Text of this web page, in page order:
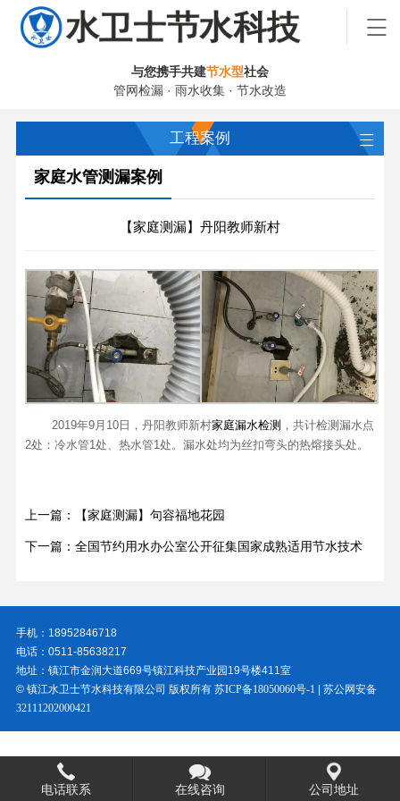
与您携手共建节水型社会
管网检漏 · 雨水收集 · 节水改造
工程案例
家庭水管测漏案例
【家庭测漏】丹阳教师新村
2019年9月10日，丹阳教师新村家庭漏水检测 ，共计检测漏水点
2处：冷水管1处、热水管1处。漏水处均为丝扣弯头的热熔接头处。
上一篇：【家庭测漏】句容福地花园
下一篇：全国节约用水办公室公开征集国家成熟适用节水技术
手机：18952846718
电话：0511-85638217
地址：镇江市金润大道669号镇江科技产业园19号楼411室
© 镇江水卫士节水科技有限公司 版权所有 苏ICP备18050060号-1
苏公网安备
32111202000421
电话联系 在线咨询 公司地址